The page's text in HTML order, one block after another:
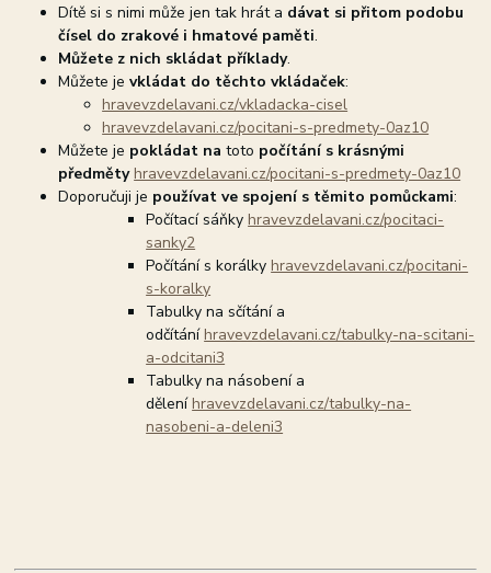
Dítě si s nimi může jen tak hrát a dávat si přitom podobu
čísel do zrakové i hmatové paměti.
Můžete z nich skládat příklady.
Můžete jevkládat do těchto vkládaček:
hravevzdelavani.cz/vkladacka-cisel
hravevzdelavani.cz/pocitani-s-predmety-0az10
Můžete je pokládat na toto počítání s krásnými
předmětyhravevzdelavani.cz/pocitani-s-predmety-0az10
Doporučuji je používat ve spojení s těmito pomůckami:
Počítací sáňkyhravevzdelavani.cz/pocitaci-
sanky2
Počítání s korálkyhravevzdelavani.cz/pocitani-
s-koralky
Tabulky na sčítání a
odčítáníhravevzdelavani.cz/tabulky-na-scitani-
a-odcitani3
Tabulky na násobení a
děleníhravevzdelavani.cz/tabulky-na-
nasobeni-a-deleni3